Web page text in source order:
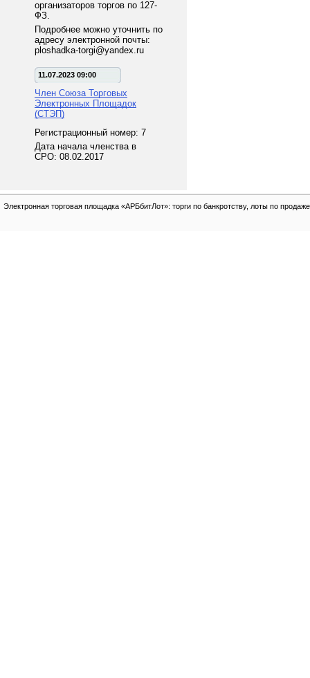
организаторов торгов по 127-
ФЗ.
Подробнее можно уточнить по
адресу электронной почты:
ploshadka-torgi@yandex.ru
11.07.2023 09:00
Член Союза Торговых
Электронных Площадок
(СТЭП)
Регистрационный номер: 7
Дата начала членства в
СРО: 08.02.2017
Электронная торговая площадка «АРБбитЛот»: торги по банкротству, лоты по